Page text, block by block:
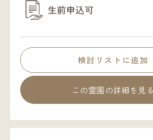
検討リストに追加
この霊園の詳細を見る